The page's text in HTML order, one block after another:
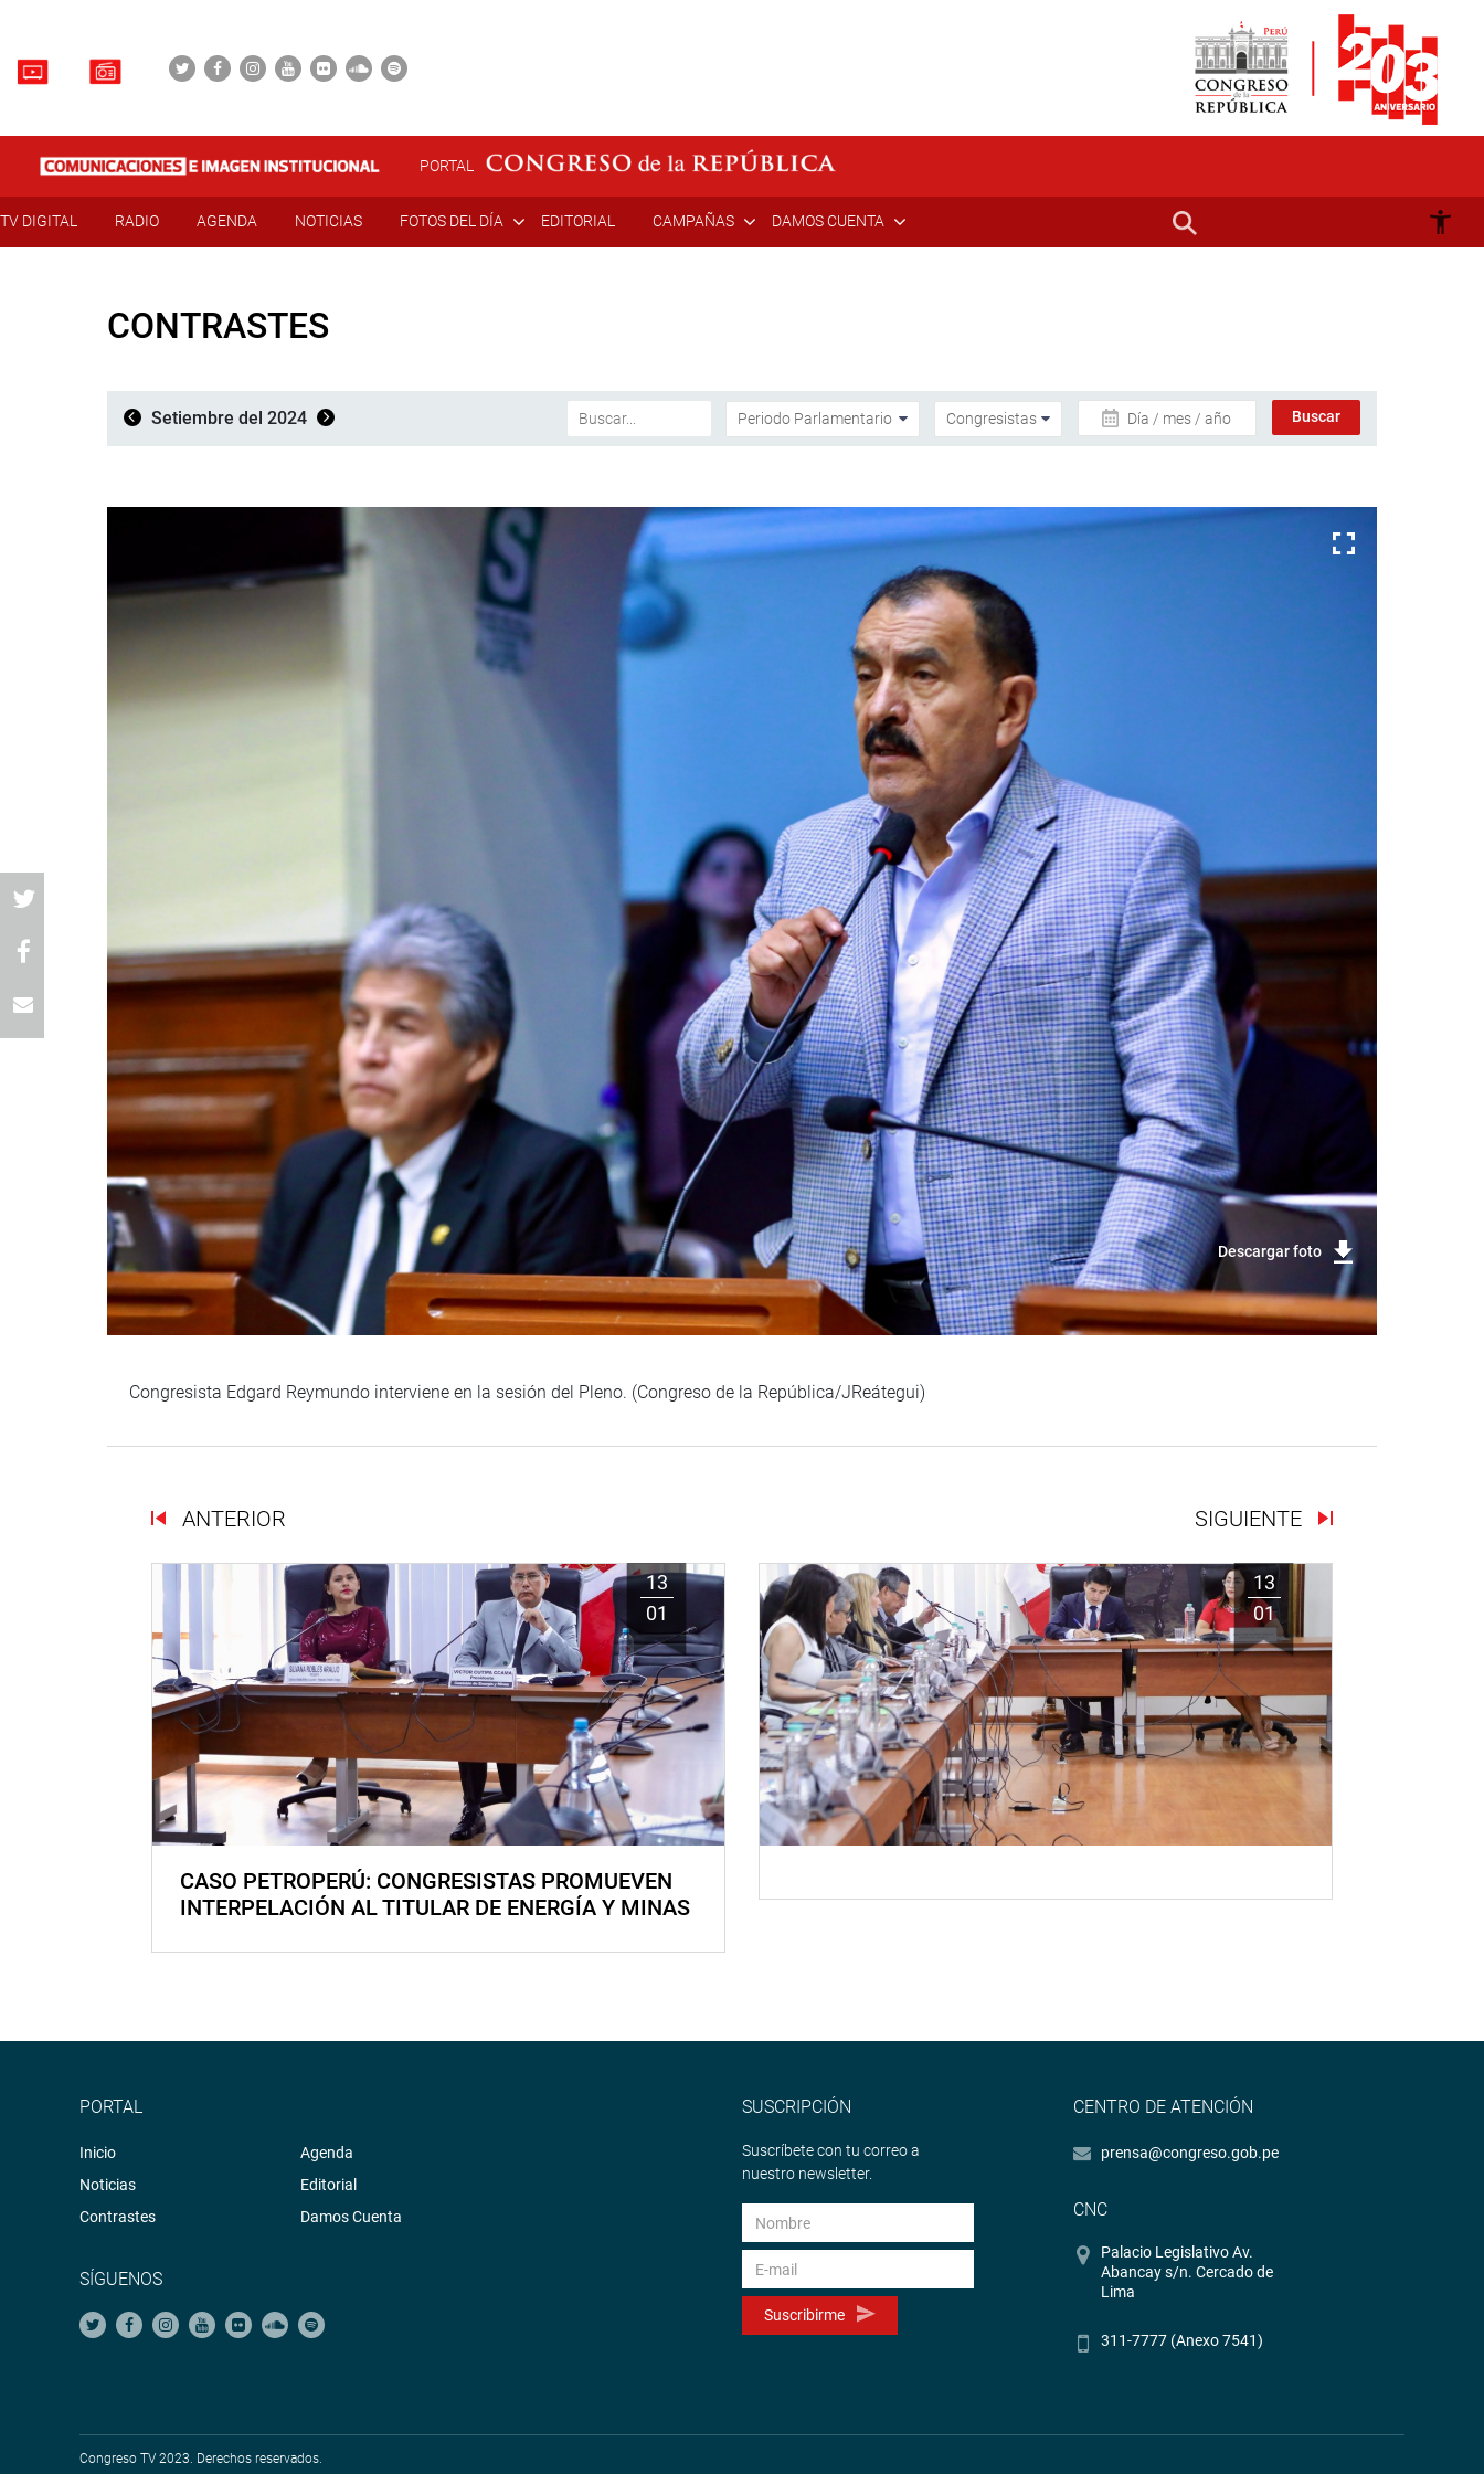
PORTAL
TV DIGITAL RADIO AGENDA NOTICIAS FOTOS DEL DÍA EDITORIAL CAMPAÑAS DAMOS CUENTA
CONTRASTES
Setiembre del 2024 Día / mes / año
Descargar foto
Congresista Edgard Reymundo interviene en la sesión del Pleno. (Congreso de la República/JReátegui)
ANTERIOR SIGUIENTE
13
01
CASO PETROPERÚ: CONGRESISTAS PROMUEVEN
INTERPELACIÓN AL TITULAR DE ENERGÍA Y MINAS
13
01
PORTAL
Inicio
Noticias
Contrastes
Agenda
Editorial
Damos Cuenta
SÍGUENOS
SUSCRIPCIÓN
Suscríbete con tu correo a
nuestro newsletter.
Suscribirme
CENTRO DE ATENCIÓN
prensa@congreso.gob.pe
CNC
Palacio Legislativo Av.
Abancay s/n. Cercado de
Lima
311-7777 (Anexo 7541)
Congreso TV 2023. Derechos reservados.